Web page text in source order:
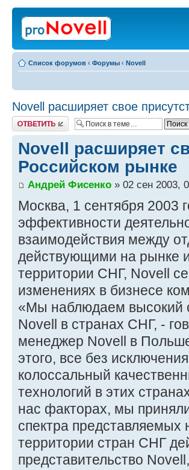
Список форумов ‹ Форумы ‹ Novell
Novell расширяет свое
Ответить
Novell расширяет
Российском рынке
Андрей Фисенко » 02 сен 2003,
Москва, 1 сентября 2003
эффективности
взаимодействия между
действующими на рынке
территории СНГ, Novell
изменениях в бизнесе
«Мы наблюдаем высокий
Novell в странах СНГ, -
менеджер Novell в
этого, все без
колоссальный
технологий в этих
нас факторах, мы
спектра
территории стран СНГ
представительство